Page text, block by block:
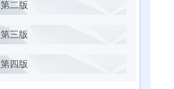
第二版
第三版
第四版